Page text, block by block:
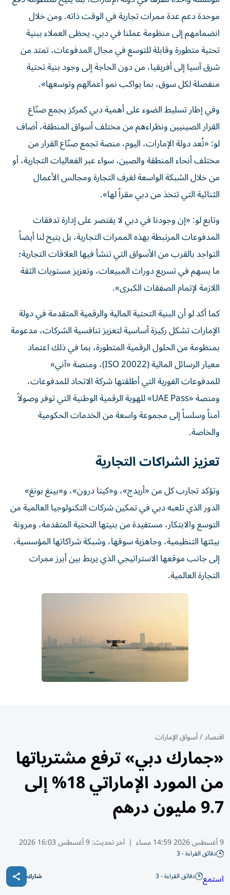
موحدة دعم عدة ممرات تجارية في الوقت ذاته. ومن خلال
انضمامهم إلى منظومة عملنا في دبي، يحظى العملاء ببنية
تحتية متطورة وقابلة للتوسع في مجال المدفوعات، تمتد من
شرق آسيا إلى أفريقيا، من دون الحاجة إلى وجود بنية تحتية
منفصلة لكل سوق، بما يواكب نمو أعمالهم وتوسعها».
وفي إطار تسليط الضوء على أهمية دبي كمركز يجمع صنّاع
القرار الصينيين ونظراءهم من مختلف أسواق المنطقة، أضاف
لو: «تُعد دولة الإمارات، اليوم، منصة تجمع صنّاع القرار من
مختلف أنحاء المنطقة والصين، سواء عبر الفعاليات التجارية، أو
من خلال الشبكة الواسعة لغرف التجارة ومجالس الأعمال
الثنائية التي تتخذ من دبي مقراً لها».
وتابع لو: «إن وجودنا في دبي لا يقتصر على إدارة تدفقات
المدفوعات المرتبطة بهذه الممرات التجارية، بل يتيح لنا أيضاً
التواجد بالقرب من الأسواق التي تنشأ فيها العلاقات التجارية؛
ما يسهم في تسريع دورات المبيعات، وتعزيز مستويات الثقة
اللازمة لإتمام الصفقات الكبرى».
كما أكد لو أن البنية التحتية المالية والرقمية المتقدمة في دولة
الإمارات تشكل ركيزة أساسية لتعزيز تنافسية الشركات، مدعومة
بمنظومة من الحلول الرقمية المتطورة، بما في ذلك اعتماد
معيار الرسائل المالية (ISO 20022)، ومنصة «آني»
للمدفوعات الفورية التي أطلقتها شركة الاتحاد للمدفوعات،
ومنصة «UAE Pass» للهوية الرقمية الوطنية التي توفر وصولاً
آمناً وسلساً إلى مجموعة واسعة من الخدمات الحكومية
والخاصة.
تعزيز الشراكات التجارية
وتؤكد تجارب كل من «أريدج»، و«كيتا درون»، و«بينغ بونغ»
الدور الذي تلعبه دبي في تمكين شركات التكنولوجيا العالمية من
التوسع والابتكار، مستفيدة من بنيتها التحتية المتقدمة، ومرونة
بيئتها التنظيمية، وجاهزية سوقها، وشبكة شراكاتها المؤسسية،
إلى جانب موقعها الاستراتيجي الذي يربط بين أبرز ممرات
التجارة العالمية.
اقتصاد/أسواق الإمارات
«جمارك دبي» ترفع مشترياتها
من المورد الإماراتي 18% إلى
9.7 مليون درهم
9 أغسطس 2026 14:59 مساء | آخر تحديث:9 أغسطس 16:03 2026
دقائق القراءة - 3
استمع دقائق القراءة - 3 شارك